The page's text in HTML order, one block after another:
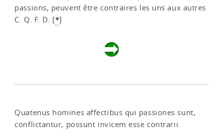
passions, peuvent être contraires les uns aux autres
C. Q. F. D. [*]
Quatenus homines affectibus qui passiones sunt,
conflictantur, possunt invicem esse contrarii.